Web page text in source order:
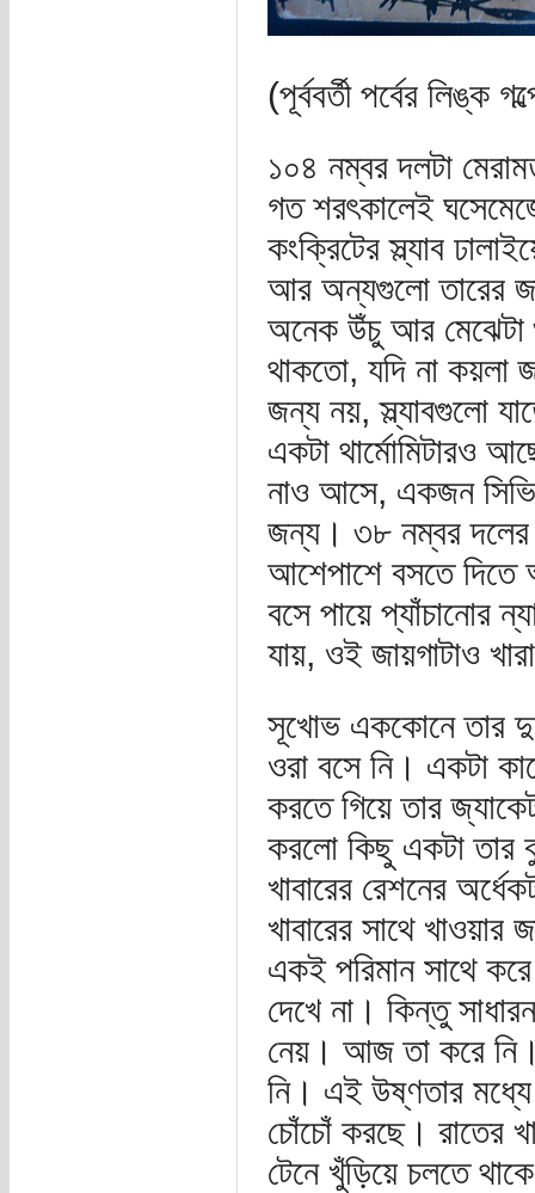
(পূর্ববর্তী পর্বের লিঙ্ক
১০৪ নম্বর দলটা
গত শরৎকালেই
কংক্রিটের স্ল্যাব
আর অন্যগুলো তারের
অনেক উঁচু আর মেঝেটা
থাকতো, যদি না কয়লা
জন্য নয়, স্ল্যাবগুলো
একটা থার্মোমিটারও
নাও আসে, একজন
জন্য। ৩৮ নম্বর দলের
আশেপাশে বসতে দিতে
বসে পায়ে প্যাঁচানোর
যায়, ওই জায়গাটাও
সূখোভ এককোনে তার
ওরা বসে নি। একটা
করতে গিয়ে তার
করলো কিছু একটা তার
খাবারের রেশনের
খাবারের সাথে
একই পরিমান সাথে
দেখে না। কিন্তু
নেয়। আজ তা করে
নি। এই উষ্ণতার মধ্যে
চোঁচোঁ করছে। রাতের
টেনে খুঁড়িয়ে চলতে